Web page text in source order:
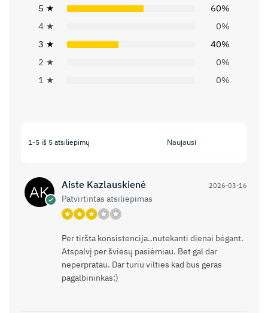
5 ★
60%
4 ★
0%
3 ★
40%
2 ★
0%
1 ★
0%
1-5 iš 5 atsiliepimų
Aiste Kazlauskienė
Patvirtintas atsiliepimas
2026-03-16
Per tiršta konsistencija..nutekanti dienai bėgant.
Atspalvį per šviesų pasiėmiau. Bet gal dar
neperpratau. Dar turiu vilties kad bus geras
pagalbininkas:)